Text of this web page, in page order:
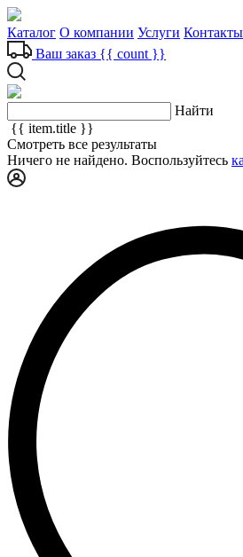
Каталог О компании Услуги Контакты
Ваш заказ {{ count }}
Найти
{{ item.title }}
Смотреть все результаты
Ничего не найдено. Воспользуйтесь